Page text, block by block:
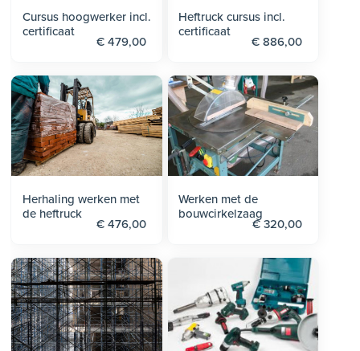
Cursus hoogwerker incl.
certificaat
€ 479,00
Heftruck cursus incl.
certificaat
€ 886,00
Herhaling werken met
de heftruck
€ 476,00
Werken met de
bouwcirkelzaag
€ 320,00